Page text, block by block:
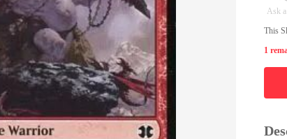
Ask
This
1